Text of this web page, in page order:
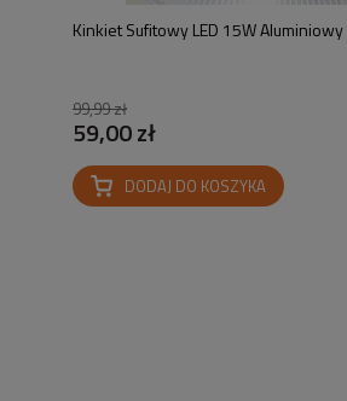
Kinkiet Sufitowy LED 15W Aluminiowy
99,99 zł
59,00 zł
DODAJ DO KOSZYKA